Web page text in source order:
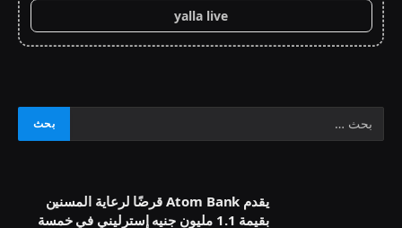
yalla live
يقدم Atom Bank قرضًا لرعاية المسنين
بقيمة 1.1 مليون جنيه إسترليني في خمسة